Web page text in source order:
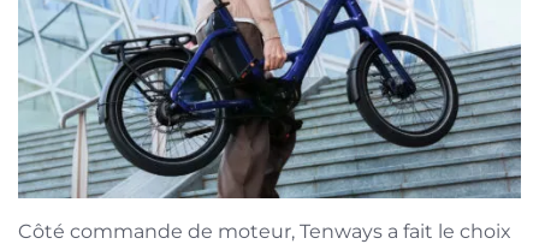
Côté commande de moteur, Tenways a fait le choix